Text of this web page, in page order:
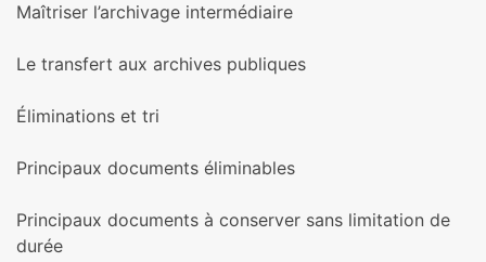
Maîtriser l’archi­vage inter­mé­diaire
Le trans­fert aux archi­ves publi­ques
Éliminations et tri
Principaux docu­ments éliminables
Principaux docu­ments à conser­ver sans limi­ta­tion de
durée